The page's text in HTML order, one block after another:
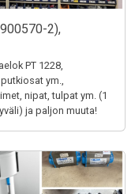
2),
PT 1228,
ym.,
nipat, tulpat ym. (1
ja paljon muuta!